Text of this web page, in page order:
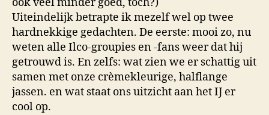
ook veel minder goed, toch?)
Uiteindelijk betrapte ik mezelf wel op twee
hardnekkige gedachten. De eerste: mooi zo, nu
weten alle Ilco-groupies en -fans weer dat hij
getrouwd is. En zelfs: wat zien we er schattig uit
samen met onze crèmekleurige, halflange
jassen. en wat staat ons uitzicht aan het IJ er
cool op.